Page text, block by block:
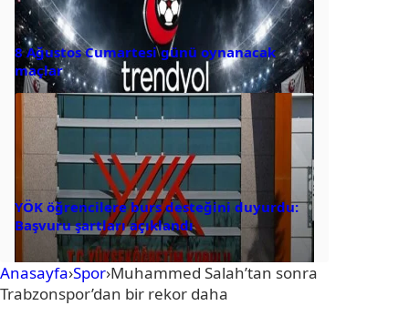
8 Ağustos Cumartesi günü oynanacak
maçlar
YÖK öğrencilere burs desteğini duyurdu:
Başvuru şartları açıklandı
Anasayfa›Spor›Muhammed Salah’tan sonra
Trabzonspor’dan bir rekor daha